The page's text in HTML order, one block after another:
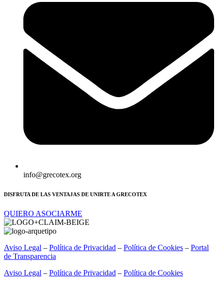
info@grecotex.org
DISFRUTA DE LAS VENTAJAS DE UNIRTE A GRECOTEX
QUIERO ASOCIARME
Aviso Legal – Política de Privacidad – Política de Cookies – Portal
de Transparencia
Aviso Legal – Política de Privacidad – Política de Cookies